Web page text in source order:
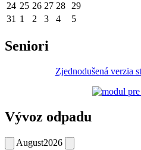
24 25 26 27 28 29
31 1 2 3 4 5
Seniori
Zjednodušená verzia
Vývoz odpadu
August2026